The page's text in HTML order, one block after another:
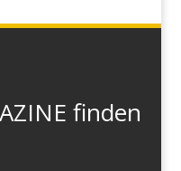
finden